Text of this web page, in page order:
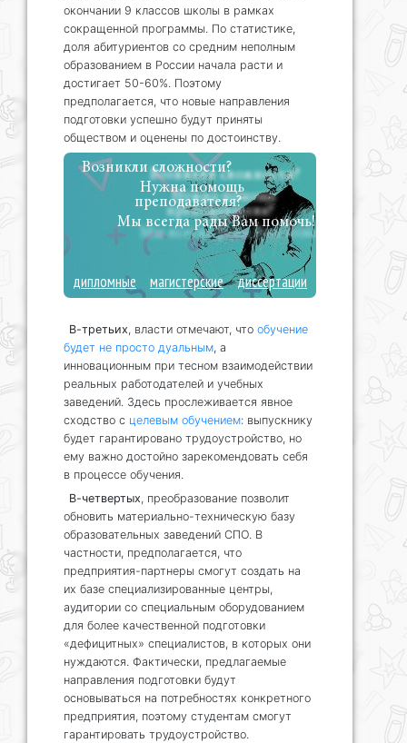
окончании 9 классов школы в рамках
сокращенной программы. По статистике,
доля абитуриентов со средним неполным
образованием в России начала расти и
достигает 50-60%. Поэтому
предполагается, что новые направления
подготовки успешно будут приняты
обществом и оценены по достоинству.
Возникли сложности?
Нужна помощь
преподавателя?
Мы всегда рады Вам помочь!
дипломные магистерские диссертации
В-третьих, власти отмечают, что обучение
будет не просто дуальным, а
инновационным при тесном взаимодействии
реальных работодателей и учебных
заведений. Здесь прослеживается явное
сходство с целевым обучением: выпускнику
будет гарантировано трудоустройство, но
ему важно достойно зарекомендовать себя
в процессе обучения.
В-четвертых, преобразование позволит
обновить материально-техническую базу
образовательных заведений СПО. В
частности, предполагается, что
предприятия-партнеры смогут создать на
их базе специализированные центры,
аудитории со специальным оборудованием
для более качественной подготовки
«дефицитных» специалистов, в которых они
нуждаются. Фактически, предлагаемые
направления подготовки будут
основываться на потребностях конкретного
предприятия, поэтому студентам смогут
гарантировать трудоустройство.